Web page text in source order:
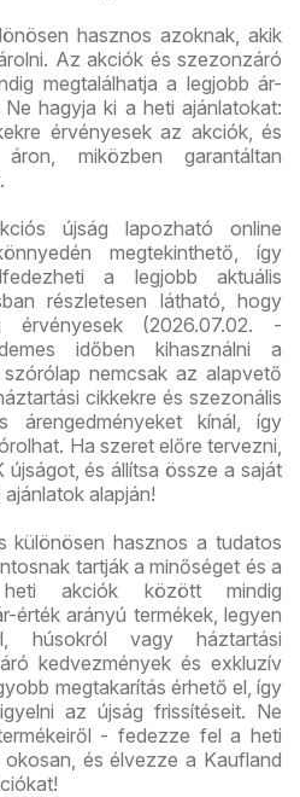
hasznos azoknak, akik
Az akciók és szezonzáró
megtalálhatja a legjobb ár-
hagyja ki a heti ajánlatokat:
érvényesek az akciók, és
miközben garantáltan
újság lapozható online
megtekinthető, így
a legjobb aktuális
részletesen látható, hogy
érvényesek (2026.07.02. -
időben kihasználni a
nemcsak az alapvető
cikkekre és szezonális
árengedményeket kínál, így
Ha szeret előre tervezni,
és állítsa össze a saját
alapján!
különösen hasznos a tudatos
tartják a minőséget és a
akciók között mindig
érték arányú termékek, legyen
húsokról vagy háztartási
kedvezmények és exkluzív
megtakarítás érhető el, így
az újság frissítéseit. Ne
- fedezze fel a heti
és élvezze a Kaufland